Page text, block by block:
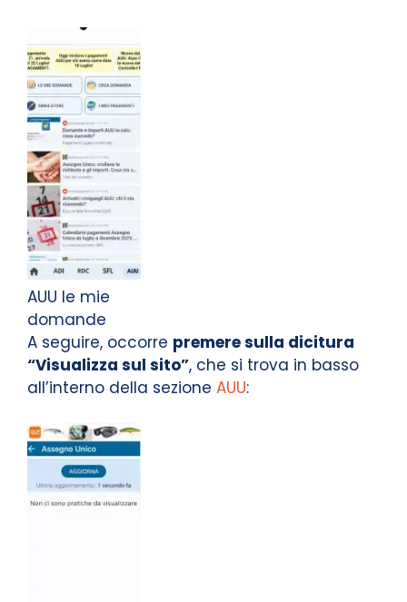
AUU le mie
domande
A seguire, occorre premere sulla dicitura
“Visualizza sul sito”, che si trova in basso
all’interno della sezione AUU: